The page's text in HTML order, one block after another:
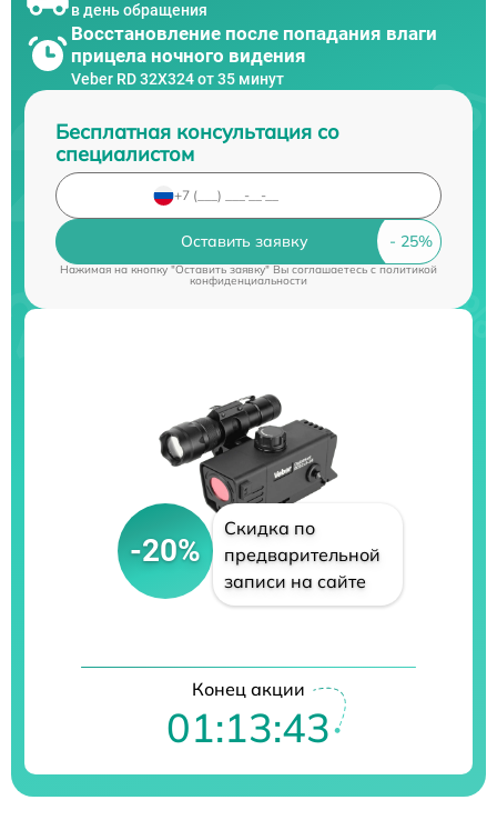
в день обращения
Восстановление после попадания влаги
прицела ночного видения
Veber RD 32X324 от 35 минут
Бесплатная консультация со
специалистом
Оставить заявку
Нажимая на кнопку "Оставить заявку" Вы соглашаетесь cполитикой
конфиденциальности
-20%
Скидка по
предварительной
записи на сайте
Конец акции
01:13:42